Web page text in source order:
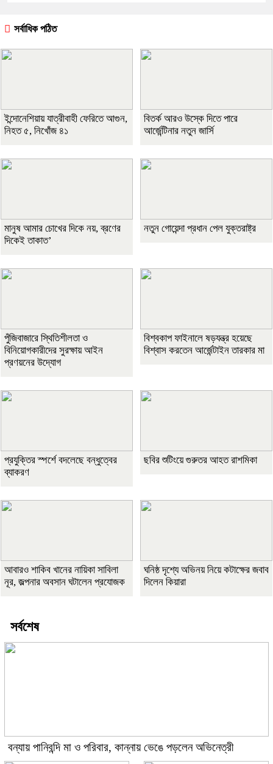
সর্বাধিক পঠিত
ইন্দোনেশিয়ায় যাত্রীবাহী ফেরিতে আগুন,
নিহত ৫, নিখোঁজ ৪১
বিতর্ক আরও উস্কে দিতে পারে
আর্জেন্টিনার নতুন জার্সি
মানুষ আমার চোখের দিকে নয়, ব্রণের
দিকেই তাকাত’
নতুন গোয়েন্দা প্রধান পেল যুক্তরাষ্ট্র
পুঁজিবাজারে স্থিতিশীলতা ও
বিনিয়োগকারীদের সুরক্ষায় আইন
প্রণয়নের উদ্যোগ
বিশ্বকাপ ফাইনালে ষড়যন্ত্র হয়েছে
বিশ্বাস করতেন আর্জেন্টাইন তারকার মা
প্রযুক্তির স্পর্শে বদলেছে বন্ধুত্বের
ব্যাকরণ
ছবির শুটিংয়ে গুরুতর আহত রাশমিকা
আবারও শাকিব খানের নায়িকা সাবিলা
নূর, জল্পনার অবসান ঘটালেন প্রযোজক
ঘনিষ্ঠ দৃশ্যে অভিনয় নিয়ে কটাক্ষের জবাব
দিলেন কিয়ারা
সর্বশেষ
বন্যায় পানিবন্দি মা ও পরিবার, কান্নায় ভেঙে পড়লেন অভিনেত্রী